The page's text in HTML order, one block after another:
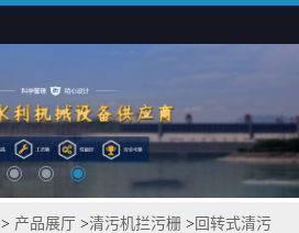
> 产品展厅 >清污机拦污栅 > 回转式清污